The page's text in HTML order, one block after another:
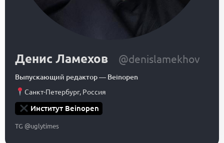
Денис Ламехов @denislamekhov
Выпускающий редактор— Beinopen
Санкт-Петербург, Россия
Институт Beinopen
TG @uglytimes